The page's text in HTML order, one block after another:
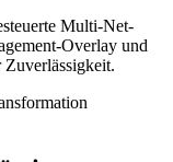
Multi-Net-
Overlay und
Zuverlässigkeit.